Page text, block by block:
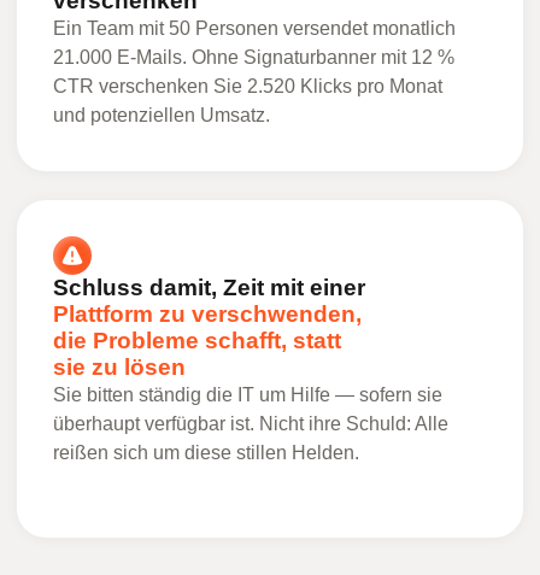
Ein Team mit 50 Personen versendet monatlich
21.000 E-Mails. Ohne Signaturbanner mit 12 %
CTR verschenken Sie 2.520 Klicks pro Monat
und potenziellen Umsatz.
Schluss damit, Zeit mit einer
Plattform zu verschwenden,
die Probleme schafft, statt
sie zu lösen
Sie bitten ständig die IT um Hilfe — sofern sie
überhaupt verfügbar ist. Nicht ihre Schuld: Alle
reißen sich um diese stillen Helden.